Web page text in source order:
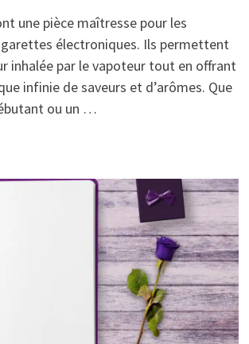
une pièce maîtresse pour les
électroniques. Ils permettent
inhalée par le vapoteur tout en offrant
infinie de saveurs et d’arômes. Que
ou un …